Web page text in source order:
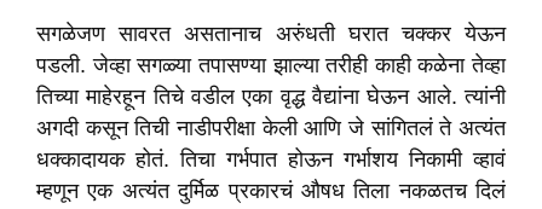
सगळेजण सावरत असतानाच अरुंधती घरात चक्कर येऊन
पडली. जेव्हा सगळ्या तपासण्या झाल्या तरीही काही कळेना तेव्हा
तिच्या माहेरहून तिचे वडील एका वृद्ध वैद्यांना घेऊन आले. त्यांनी
अगदी कसून तिची नाडीपरीक्षा केली आणि जे सांगितलं ते अत्यंत
धक्कादायक होतं. तिचा गर्भपात होऊन गर्भाशय निकामी व्हावं
म्हणून एक अत्यंत दुर्मिळ प्रकारचं औषध तिला नकळतच दिलं